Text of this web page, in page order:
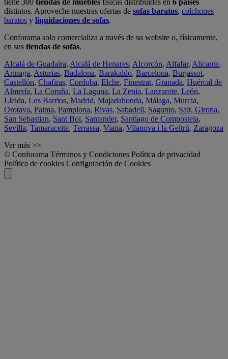
distintos. Aproveche nuestras ofertas de sofas baratos, colchones
baratos y liquidaciones de sofas.
Conforama solo comercializa a través de su website o, físicamente,
en sus tiendas de sofás.
Alcalá de Guadaíra, Alcalá de Henares, Alcorcón, Alfafar, Alicante,
Arinaga, Asturias, Badalona, Barakaldo, Barcelona, Burjassot,
Castellón, Chafiras, Cordoba, Elche, Finestrat, Granada, Huércal de
Almería, La Coruña, La Laguna, La Zenia, Lanzarote, León,
Lleida, Los Barrios, Madrid, Majadahonda, Málaga, Murcia,
Orotava, Palma, Pamplona, Rivas, Sabadell, Sagunto, Salt, Girona,
San Sebastian, Sant Boi, Santander, Santiago de Compostela,
Sevilla, Tamaraceite, Terrassa, Viana, Vilanova i la Geltrú, Zaragoza
Ver más >>
© Conforama Términos y Condiciones Política de privacidad
Política de cookies Configuración de Cookies